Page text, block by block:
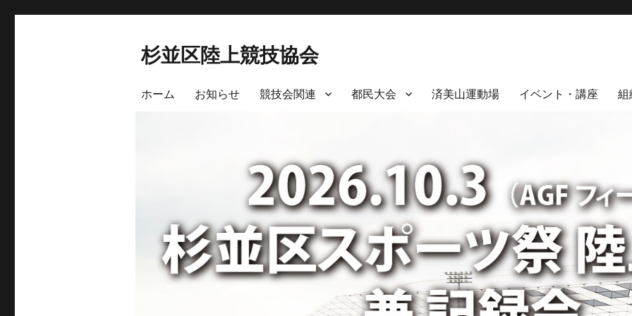
杉並区陸上競技協会
ホーム お知らせ 競技会関連 都民大会 済美山運動場 イベント・講座 組